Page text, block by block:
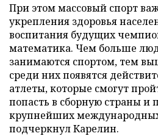
При этом массовый спорт
укрепления здоровья
воспитания будущих
математика. Чем больше
занимаются спортом, тем
среди них появятся
атлеты, которые смогут
попасть в сборную страны и
крупнейших международных
подчеркнул Карелин.